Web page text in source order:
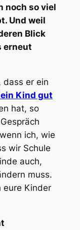
noch so viel
Und weil
Blick
erneut
dass er ein
Kind gut
hat, so
ich, wie
wir Schule
auch,
muss.
eure Kinder